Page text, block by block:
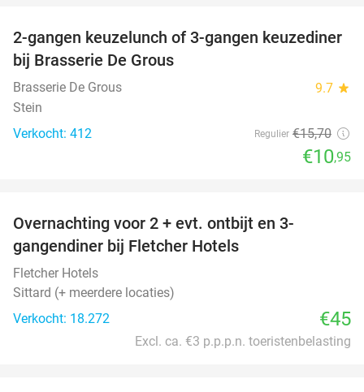
30%
2-gangen keuzelunch of 3-gangen keuzediner
bij Brasserie De Grous
Brasserie De Grous 9.7 star
Stein
Verkocht: 412
Regulier €15,70
€10,95
Overnachting voor 2 + evt. ontbijt en 3-
gangendiner bij Fletcher Hotels
Fletcher Hotels
Sittard (+ meerdere locaties)
Verkocht: 18.272
€45
Excl. ca. €3 p.p.p.n. toeristenbelasting